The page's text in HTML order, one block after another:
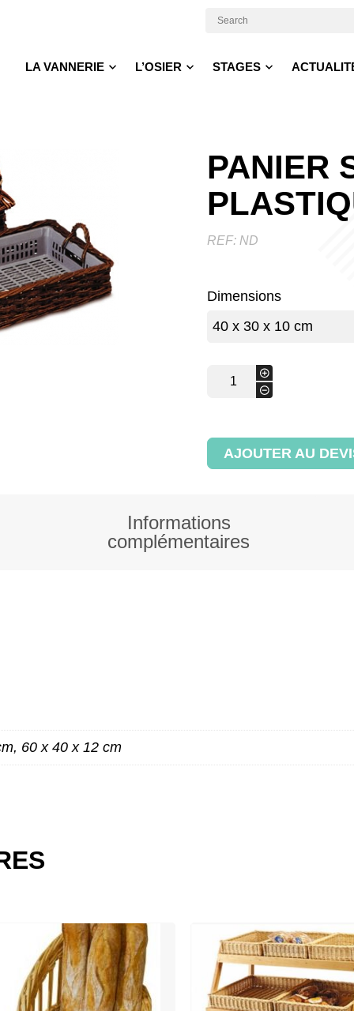
LA VANNERIE L’OSIER STAGES
PANIER
REF: ND
Dimensions
-
plastique
+
AJOUTER AU
Informations
complémentaires
60 x 40 x 12 cm